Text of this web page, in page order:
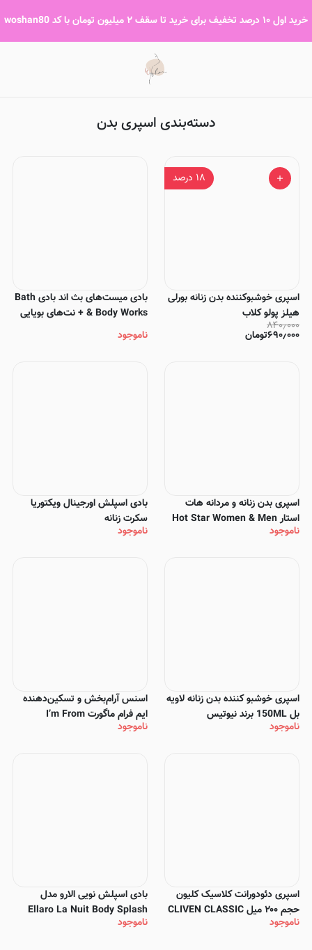
خرید اول ۱۰ درصد تخفیف برای خرید تا سقف ۲ میلیون تومان با کد woshan80
دسته‌بندی اسپری بدن
۱۸ درصد
اسپری خوشبوکننده بدن زنانه بورلی
هیلز پولو کلاب
۸۴۰٫۰۰۰
۶۹۰٫۰۰۰تومان
بادی میست‌های بث‌ اند بادی Bath
& Body Works + نت‌های بویایی
ناموجود
اسپری بدن زنانه و مردانه هات
استار Hot Star Women & Men
Body Spray
ناموجود
بادی اسپلش اورجینال ویکتوریا
سکرت زنانه
ناموجود
اسپری خوشبو کننده بدن زنانه لاویه
بل 150ML برند نيوتيس
ناموجود
اسنس آرام‌بخش و تسکین‌دهنده
ایم فرام ماگورت I’m From
Mugwort Essence – Soothing
ناموجود
اسپری دئودورانت کلاسیک کلیون
حجم ۲۰۰ میل CLIVEN CLASSIC
Deodorant Spray
ناموجود
بادی اسپلش نویی الارو مدل
Ellaro La Nuit Body Splash
ناموجود